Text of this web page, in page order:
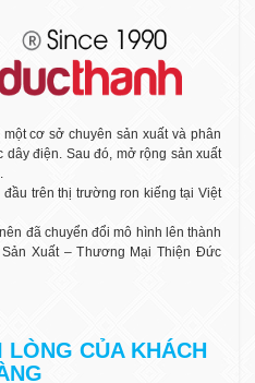
cơ sở chuyên sản xuất và phân
điện. Sau đó, mở rộng sản xuất
trên thị trường ron kiếng tại Việt
đã chuyển đổi mô hình lên thành
Xuất – Thương Mại Thiện Đức
CỦA KHÁCH